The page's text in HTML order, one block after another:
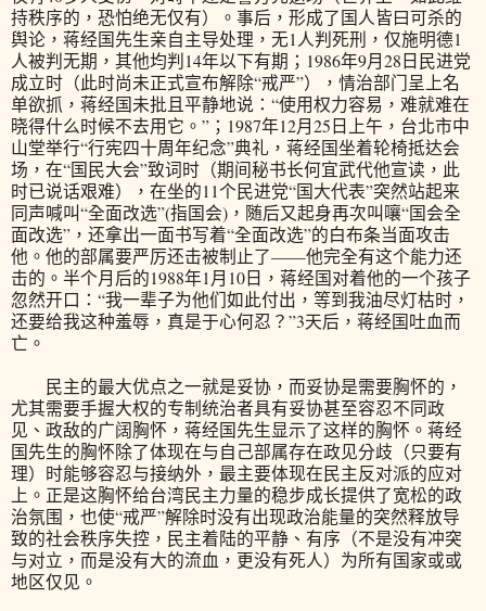
持秩序的，恐怕绝无仅有）。事后，形成了国人皆曰可杀的
舆论，蒋经国先生亲自主导处理，无1人判死刑，仅施明德1
人被判无期，其他均判14年以下有期；1986年9月28日民进党
成立时（此时尚未正式宣布解除“戒严”），情治部门呈上名
单欲抓，蒋经国未批且平静地说：“使用权力容易，难就难在
晓得什么时候不去用它。”；1987年12月25日上午，台北市中
山堂举行“行宪四十周年纪念”典礼，蒋经国坐着轮椅抵达会
场，在“国民大会”致词时（期间秘书长何宜武代他宣读，此
时已说话艰难），在坐的11个民进党“国大代表”突然站起来
同声喊叫“全面改选”(指国会)，随后又起身再次叫嚷“国会全
面改选”，还拿出一面书写着“全面改选”的白布条当面攻击
他。他的部属要严厉还击被制止了——他完全有这个能力还
击的。半个月后的1988年1月10日，蒋经国对着他的一个孩子
忽然开口：“我一辈子为他们如此付出，等到我油尽灯枯时，
还要给我这种羞辱，真是于心何忍？”3天后，蒋经国吐血而
亡。
民主的最大优点之一就是妥协，而妥协是需要胸怀的，
尤其需要手握大权的专制统治者具有妥协甚至容忍不同政
见、政敌的广阔胸怀，蒋经国先生显示了这样的胸怀。蒋经
国先生的胸怀除了体现在与自己部属存在政见分歧（只要有
理）时能够容忍与接纳外，最主要体现在民主反对派的应对
上。正是这胸怀给台湾民主力量的稳步成长提供了宽松的政
治氛围，也使“戒严”解除时没有出现政治能量的突然释放导
致的社会秩序失控，民主着陆的平静、有序（不是没有冲突
与对立，而是没有大的流血，更没有死人）为所有国家或或
地区仅见。